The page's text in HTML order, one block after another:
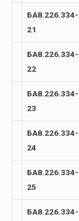
БА8.226.334-
21
БА8.226.334-
22
БА8.226.334-
23
БА8.226.334-
24
БА8.226.334-
25
БА8.226.334-